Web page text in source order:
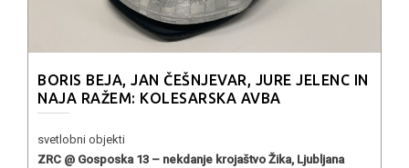
BORIS BEJA, JAN ČEŠNJEVAR, JURE JELENC IN
NAJA RAŽEM: KOLESARSKA AVBA
svetlobni objekti
ZRC @ Gosposka 13 – nekdanje krojaštvo Žika, Ljubljana